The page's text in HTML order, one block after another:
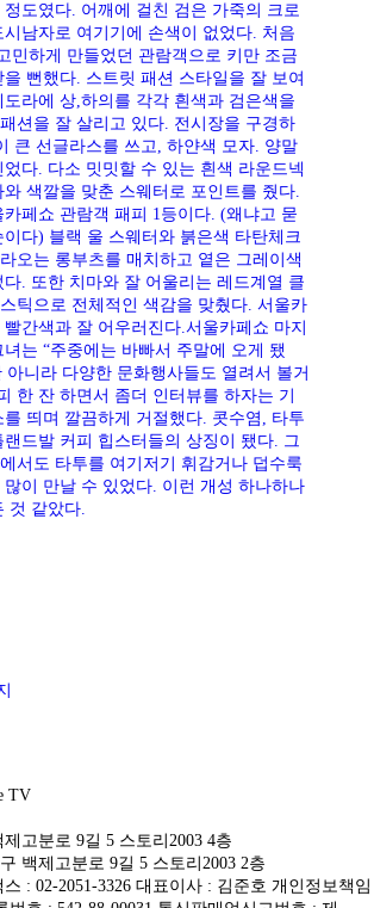
도였다. 어깨에 걸친 검은 가죽의 크로
남자로 여기기에 손색이 없었다. 처음
민하게 만들었던 관람객으로 키만 조금
뻔했다. 스트릿 패션 스타일을 잘 보여
라에 상,하의를 각각 흰색과 검은색을
션을 잘 살리고 있다. 전시장을 구경하
큰 선글라스를 쓰고, 하얀색 모자. 양말
다. 다소 밋밋할 수 있는 흰색 라운드넥
색깔을 맞춘 스웨터로 포인트를 줬다.
카페쇼 관람객 패피 1등이다. (왜냐고 묻
다) 블랙 울 스웨터와 붉은색 타탄체크
오는 롱부츠를 매치하고 옅은 그레이색
. 또한 치마와 잘 어울리는 레드계열 클
틱으로 전체적인 색감을 맞췄다. 서울카
간색과 잘 어우러진다.서울카페쇼 마지
는 “주중에는 바빠서 주말에 오게 됐
아니라 다양한 문화행사들도 열려서 볼거
한 잔 하면서 좀더 인터뷰를 하자는 기
띄며 깔끔하게 거절했다. 콧수염, 타투
드발 커피 힙스터들의 상징이 됐다. 그
서도 타투를 여기저기 휘감거나 덥수룩
이 만날 수 있었다. 이런 개성 하나하나
것 같았다.
TV
고분로 9길 5 스토리2003 4층
백제고분로 9길 5 스토리2003 2층
스 : 02-2051-3326 대표이사 : 김준호 개인정보책임